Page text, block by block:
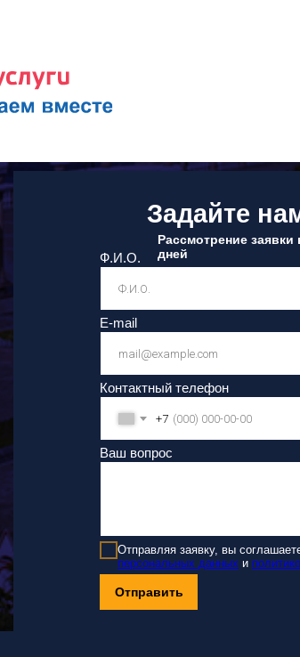
Ф.И.О.
E-mail
Контактный телефон
+7
Ваш вопрос
Отправляя заявку, вы
персональных данных и
Отправить
Рассмотрение заявки
дней
Задайте